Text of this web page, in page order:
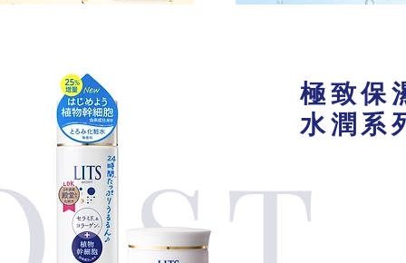
極致保
水潤系